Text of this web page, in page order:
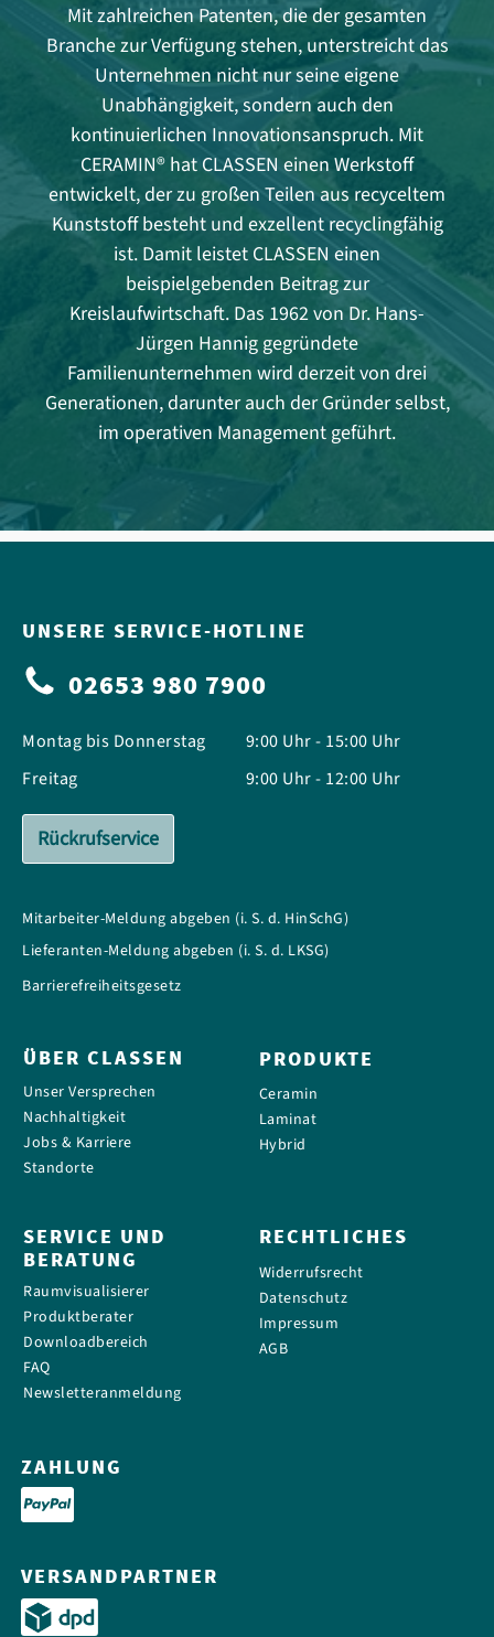
Mit zahlreichen Patenten, die der gesamten
Branche zur Verfügung stehen, unterstreicht das
Unternehmen nicht nur seine eigene
Unabhängigkeit, sondern auch den
kontinuierlichen Innovationsanspruch. Mit
CERAMIN® hat CLASSEN einen Werkstoff
entwickelt, der zu großen Teilen aus recyceltem
Kunststoff besteht und exzellent recyclingfähig
ist. Damit leistet CLASSEN einen
beispielgebenden Beitrag zur
Kreislaufwirtschaft. Das 1962 von Dr. Hans-
Jürgen Hannig gegründete
Familienunternehmen wird derzeit von drei
Generationen, darunter auch der Gründer selbst,
im operativen Management geführt.
UNSERE SERVICE-HOTLINE
02653 980 7900
Montag bis Donnerstag
Freitag
9:00 Uhr - 15:00 Uhr
9:00 Uhr - 12:00 Uhr
Rückrufservice
Mitarbeiter-Meldung abgeben (i. S. d. HinSchG)
Lieferanten-Meldung abgeben (i. S. d. LKSG)
Barrierefreiheitsgesetz
ÜBER CLASSEN
Unser Versprechen
Nachhaltigkeit
Jobs & Karriere
Standorte
PRODUKTE
Ceramin
Laminat
Hybrid
SERVICE UND
BERATUNG
Raumvisualisierer
Produktberater
Downloadbereich
FAQ
Newsletteranmeldung
RECHTLICHES
Widerrufsrecht
Datenschutz
Impressum
AGB
ZAHLUNG
VERSANDPARTNER